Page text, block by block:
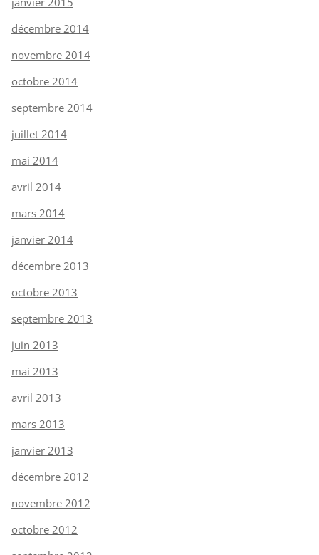
décembre 2014
novembre 2014
octobre 2014
septembre 2014
juillet 2014
mai 2014
avril 2014
mars 2014
janvier 2014
décembre 2013
octobre 2013
septembre 2013
juin 2013
mai 2013
avril 2013
mars 2013
janvier 2013
décembre 2012
novembre 2012
octobre 2012